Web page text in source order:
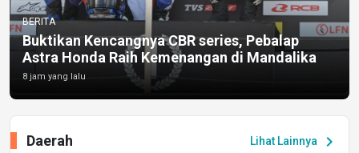
BERITA
Buktikan Kencangnya CBR series, Pebalap
Astra Honda Raih Kemenangan di Mandalika
8 jam yang lalu
Lihat Lainnya chevron_right
Daerah